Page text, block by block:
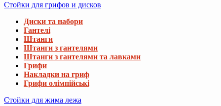
Стойки для грифов и дисков
Диски та набори
Гантелі
Штанги
Штанги з гантелями
Штанги з гантелями та лавками
Грифи
Накладки на гриф
Грифи олімпійські
Стойки для жима лежа